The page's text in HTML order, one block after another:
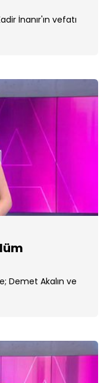
İnanır'ın vefatı
Demet Akalın ve